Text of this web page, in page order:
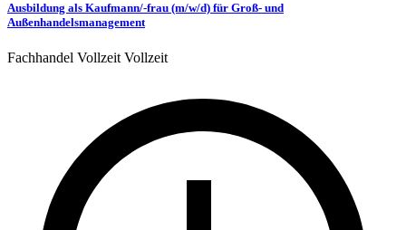
Ausbildung als Kaufmann/-frau (m/w/d) für Groß- und
Außenhandelsmanagement
Fachhandel Vollzeit Vollzeit